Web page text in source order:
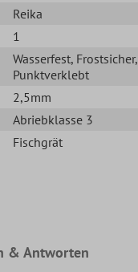
Reika
1
Wasserfest, Frostsicher,
Punktverklebt
2,5mm
Abriebklasse 3
Fischgrät
& Antworten